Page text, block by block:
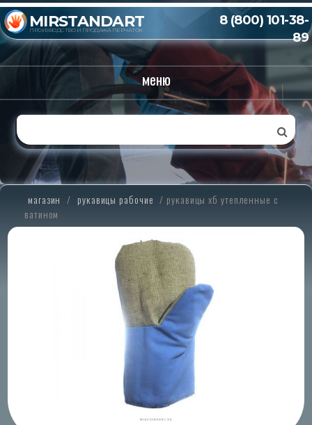
MIRSTANDART
ПРОИЗВОДСТВО И ПРОДАЖА ПЕРЧАТОК
8 (800) 101-38-
89
меню
магазин / рукавицы рабочие / рукавицы хб утепленные с
ватином